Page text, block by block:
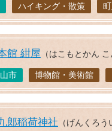
ハイキング・散策
館 紺屋 （はこもとかん こ
市 博物館・美術館
郎稲荷神社 （げんくろう